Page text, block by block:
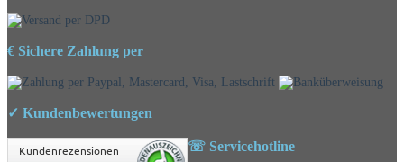
€ Sichere Zahlung per
✓ Kundenbewertungen
Kundenrezensionen
☏ Servicehotline